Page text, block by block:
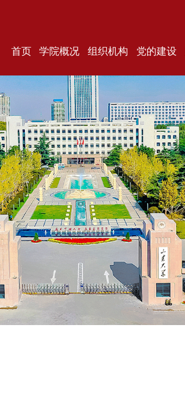
首页 学院概况 组织机构 党的建设